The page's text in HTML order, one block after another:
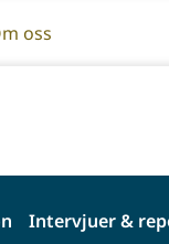
oss
Intervjuer &